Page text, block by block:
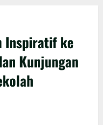
Inspiratif ke
Kunjungan